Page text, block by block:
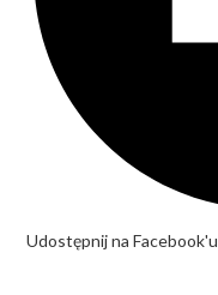
Udostępnij na Facebook'u